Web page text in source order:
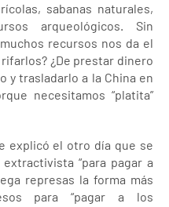
sabanas naturales,
arqueológicos. Sin
recursos nos da el
¿De prestar dinero
y trasladarlo a la China en
necesitamos “platita”
explicó el otro día que se
“para pagar a
represas la forma más
para “pagar a los